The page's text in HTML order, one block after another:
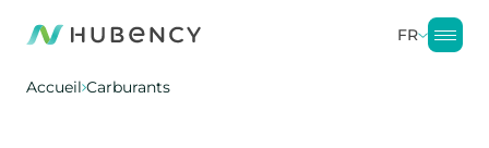
FR
Accueil Carburants